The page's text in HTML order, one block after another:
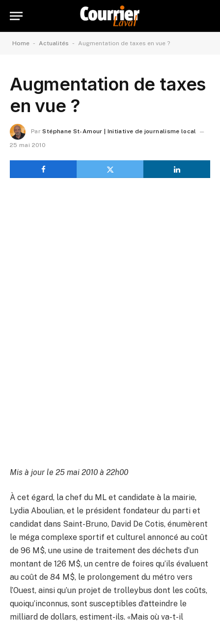
Home - Actualités - Augmentation de taxes en vue ?
Augmentation de taxes
en vue ?
Par Stéphane St-Amour | Initiative de journalisme local
25 mai 2010
Mis à jour le 25 mai 2010 à 22h00
À cet égard, la chef du ML et candidate à la mairie,
Lydia Aboulian, et le président fondateur du parti et
candidat dans Saint-Bruno, David De Cotis, énumèrent
le méga complexe sportif et culturel annoncé au coût
de 96 M$, une usine de traitement des déchets d’un
montant de 126 M$, un centre de foires qu’ils évaluent
au coût de 84 M$, le prolongement du métro vers
l’Ouest, ainsi qu’un projet de trolleybus dont les coûts,
quoiqu’inconnus, sont susceptibles d’atteindre le
milliard de dollars, estiment-ils. «Mais où va-t-il